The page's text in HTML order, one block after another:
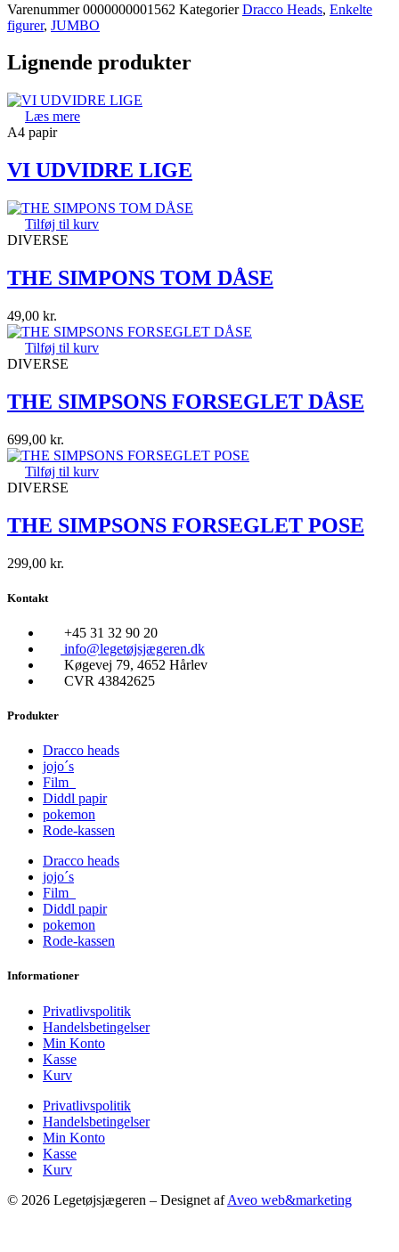
Varenummer0000000001562 Kategorier Dracco Heads, Enkelte
figurer, JUMBO
Lignende produkter
Læs mere
A4 papir
VI UDVIDRE LIGE
Tilføj til kurv
DIVERSE
THE SIMPONS TOM DÅSE
49,00 kr.
Tilføj til kurv
DIVERSE
THE SIMPSONS FORSEGLET DÅSE
699,00 kr.
Tilføj til kurv
DIVERSE
THE SIMPSONS FORSEGLET POSE
299,00 kr.
Kontakt
+45 31 32 90 20
info@legetøjsjægeren.dk
Køgevej 79, 4652 Hårlev
CVR 43842625
Produkter
Dracco heads
jojo´s
Film
Diddl papir
pokemon
Rode-kassen
Dracco heads
jojo´s
Film
Diddl papir
pokemon
Rode-kassen
Informationer
Privatlivspolitik
Handelsbetingelser
Min Konto
Kasse
Kurv
Privatlivspolitik
Handelsbetingelser
Min Konto
Kasse
Kurv
© 2026 Legetøjsjægeren – Designet afAveo web&marketing